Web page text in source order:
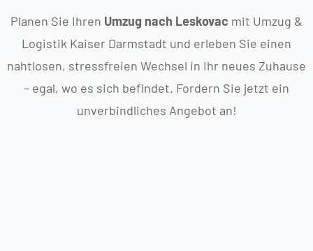
Planen Sie Ihren Umzug nach Leskovac mit Umzug &
Logistik Kaiser Darmstadt und erleben Sie einen
nahtlosen, stressfreien Wechsel in Ihr neues Zuhause
– egal, wo es sich befindet. Fordern Sie jetzt ein
unverbindliches Angebot an!